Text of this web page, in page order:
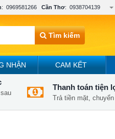
: 0969581266 Cần Thơ: 0938704139
Tìm kiếm
NHẬN CAM KẾT
Thanh toán tiện
Trả tiền mặt,